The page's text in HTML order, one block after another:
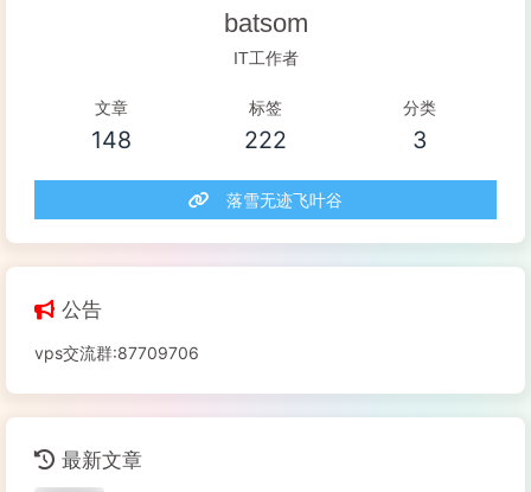
batsom
IT工作者
文章
148
标签
222
分类
3
落雪无迹飞叶谷
公告
vps交流群:87709706
最新文章